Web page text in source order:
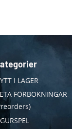
I LAGER
FÖRBOKNINGAR